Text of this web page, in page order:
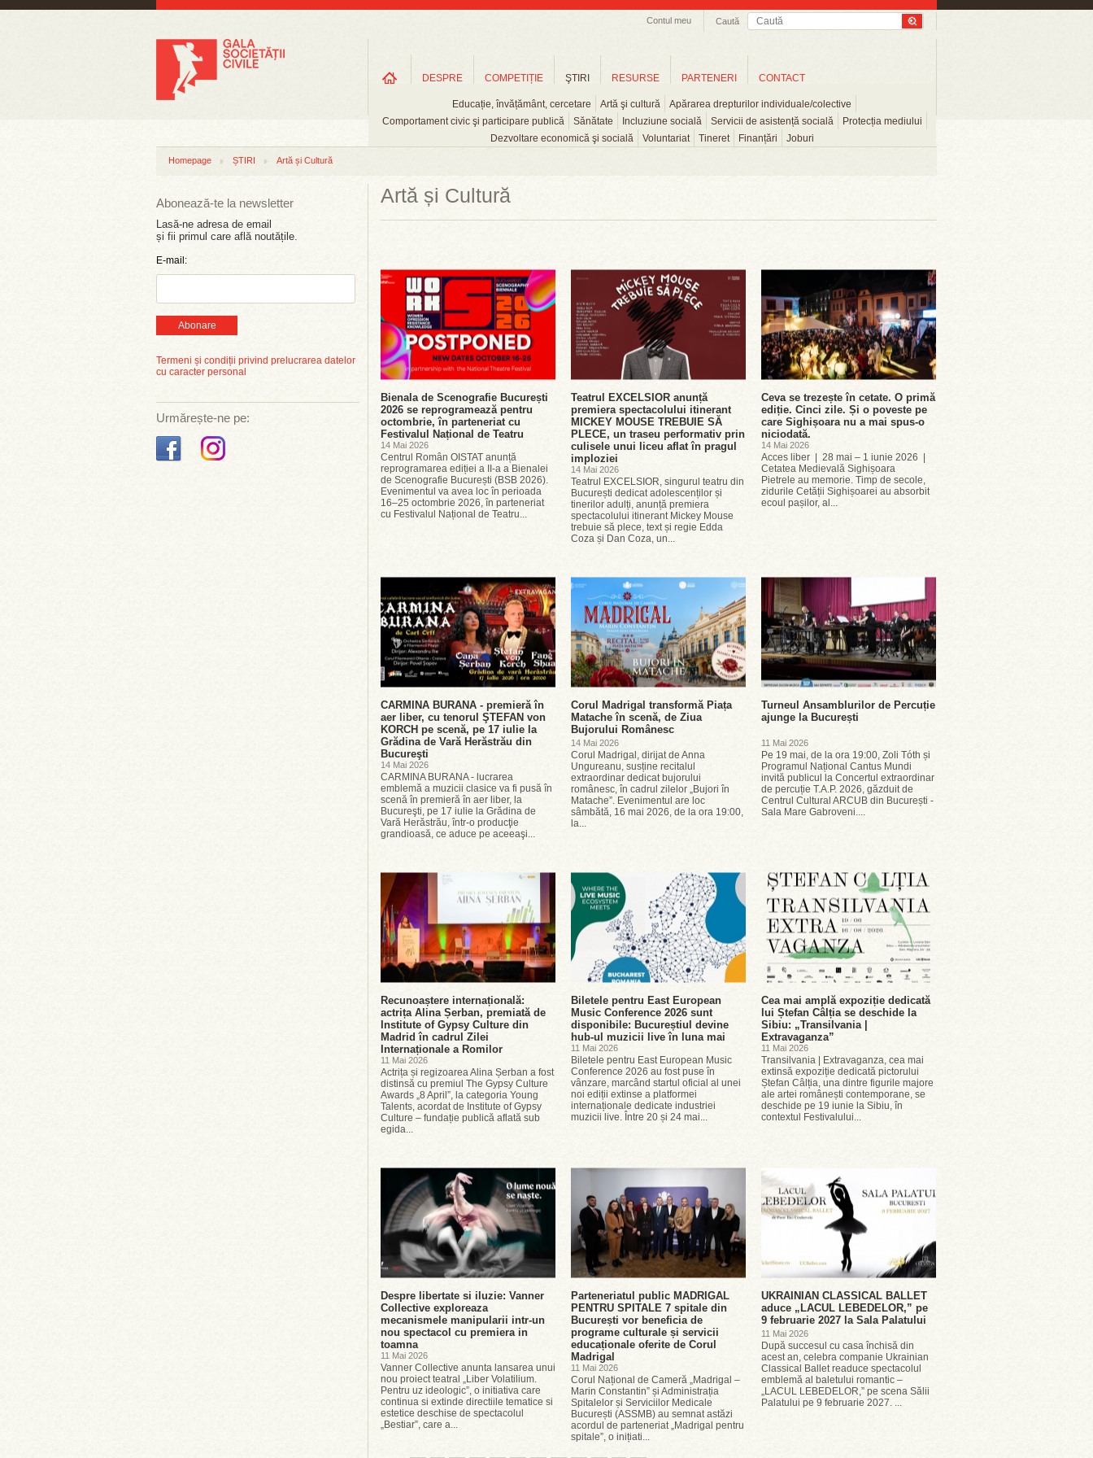
Caută
Contul meu
DESPRE COMPETIȚIE ŞTIRI
Educație, învățământ, cercetare Artă şi cultură
Apărarea drepturilor individuale/colective
Comportament civic şi participare publică
Sănătate Incluziune socială Servicii de asistență socială
Protecția mediului
Dezvoltare economică şi socială
Voluntariat Tineret Finanțări Joburi
RESURSE PARTENERI CONTACT
Homepage ȘTIRI Artă și Cultură
Abonează-te la newsletter
Lasă-ne adresa de email
și fii primul care află noutățile.
E-mail:
Abonare
Termeni și condiții privind prelucrarea datelor
cu caracter personal
Urmărește-ne pe:
Artă și Cultură
Bienala de Scenografie București
2026 se reprogramează pentru
octombrie, în parteneriat cu
Festivalul Național de Teatru
14 Mai 2026
Centrul Român OISTAT anunță
reprogramarea ediției a II-a a Bienalei
de Scenografie București (BSB 2026).
Evenimentul va avea loc în perioada
16–25 octombrie 2026, în parteneriat
cu Festivalul Național de Teatru...
Teatrul EXCELSIOR anunță
premiera spectacolului itinerant
MICKEY MOUSE TREBUIE SĂ
PLECE, un traseu performativ prin
culisele unui liceu aflat în pragul
imploziei
14 Mai 2026
Teatrul EXCELSIOR, singurul teatru din
București dedicat adolescenților și
tinerilor adulți, anunță premiera
spectacolului itinerant Mickey Mouse
trebuie să plece, text și regie Edda
Coza și Dan Coza, un...
Ceva se trezește în cetate. O primă
ediție. Cinci zile. Și o poveste pe
care Sighișoara nu a mai spus-o
niciodată.
14 Mai 2026
Acces liber | 28 mai – 1 iunie 2026 |
Cetatea Medievală Sighișoara
Pietrele au memorie. Timp de secole,
zidurile Cetății Sighișoarei au absorbit
ecoul pașilor, al...
CARMINA BURANA - premieră în
aer liber, cu tenorul ŞTEFAN von
KORCH pe scenă, pe 17 iulie la
Grădina de Vară Herăstrău din
Bucureşti
14 Mai 2026
CARMINA BURANA - lucrarea
emblemă a muzicii clasice va fi pusă în
scenă în premieră în aer liber, la
Bucureşti, pe 17 iulie la Grădina de
Vară Herăstrău, într-o producţie
grandioasă, ce aduce pe aceeaşi...
Corul Madrigal transformă Piața
Matache în scenă, de Ziua
Bujorului Românesc
14 Mai 2026
Corul Madrigal, dirijat de Anna
Ungureanu, susține recitalul
extraordinar dedicat bujorului
românesc, în cadrul zilelor „Bujori în
Matache”. Evenimentul are loc
sâmbătă, 16 mai 2026, de la ora 19:00,
la...
Turneul Ansamblurilor de Percuție
ajunge la București
11 Mai 2026
Pe 19 mai, de la ora 19:00, Zoli Tóth și
Programul Național Cantus Mundi
invită publicul la Concertul extraordinar
de percuție T.A.P. 2026, găzduit de
Centrul Cultural ARCUB din București -
Sala Mare Gabroveni....
Recunoaștere internațională:
actrița Alina Șerban, premiată de
Institute of Gypsy Culture din
Madrid în cadrul Zilei
Internaționale a Romilor
11 Mai 2026
Actrița și regizoarea Alina Șerban a fost
distinsă cu premiul The Gypsy Culture
Awards „8 April”, la categoria Young
Talents, acordat de Institute of Gypsy
Culture – fundație publică aflată sub
egida...
Biletele pentru East European
Music Conference 2026 sunt
disponibile: Bucureștiul devine
hub-ul muzicii live în luna mai
11 Mai 2026
Biletele pentru East European Music
Conference 2026 au fost puse în
vânzare, marcând startul oficial al unei
noi ediții extinse a platformei
internaționale dedicate industriei
muzicii live. Între 20 și 24 mai...
Cea mai amplă expoziție dedicată
lui Ștefan Câlția se deschide la
Sibiu: „Transilvania |
Extravaganza”
11 Mai 2026
Transilvania | Extravaganza, cea mai
extinsă expoziție dedicată pictorului
Ștefan Câlția, una dintre figurile majore
ale artei românești contemporane, se
deschide pe 19 iunie la Sibiu, în
contextul Festivalului...
Despre libertate si iluzie: Vanner
Collective exploreaza
mecanismele manipularii intr-un
nou spectacol cu premiera in
toamna
11 Mai 2026
Vanner Collective anunta lansarea unui
nou proiect teatral „Liber Volatilium.
Pentru uz ideologic”, o initiativa care
continua si extinde directiile tematice si
estetice deschise de spectacolul
„Bestiar”, care a...
Parteneriatul public MADRIGAL
PENTRU SPITALE 7 spitale din
București vor beneficia de
programe culturale și servicii
educaționale oferite de Corul
Madrigal
11 Mai 2026
Corul Național de Cameră „Madrigal –
Marin Constantin” și Administrația
Spitalelor și Serviciilor Medicale
București (ASSMB) au semnat astăzi
acordul de parteneriat „Madrigal pentru
spitale”, o inițiati...
UKRAINIAN CLASSICAL BALLET
aduce „LACUL LEBEDELOR,” pe
9 februarie 2027 la Sala Palatului
11 Mai 2026
După succesul cu casa închisă din
acest an, celebra companie Ukrainian
Classical Ballet readuce spectacolul
emblemă al baletului romantic –
„LACUL LEBEDELOR,” pe scena Sălii
Palatului pe 9 februarie 2027. ...